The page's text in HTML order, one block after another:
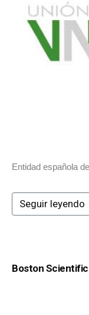
Entidad española
Seguir leyendo
Boston